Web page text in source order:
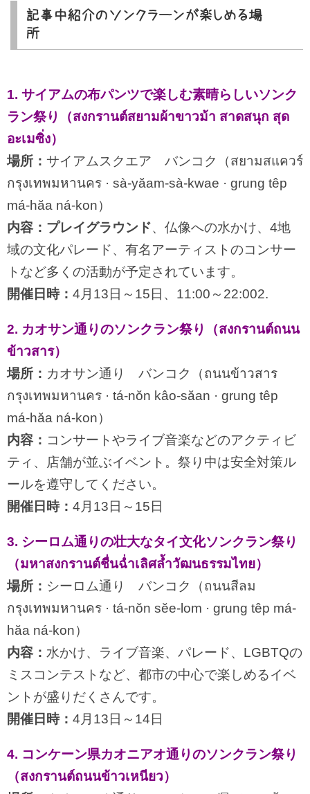
記事中紹介のソンクラーンが楽しめる場
所
1. サイアムの布パンツで楽しむ素晴らしいソンク
ラン祭り（สงกรานต์สยามผ้าขาวม้า สาดสนุก สุด
อะเมซิ่ง）
場所： サイアムスクエア バンコク（สยามสแควร์
กรุงเทพมหานคร · sà-yăam-sà-kwae · grung têp
má-hăa ná-kon）
内容：プレイグラウンド、仏像への水かけ、4地
域の文化パレード、有名アーティストのコンサー
トなど多くの活動が予定されています。
開催日時： 4月13日～15日、11:00～22:002.
2. カオサン通りのソンクラン祭り（สงกรานต์ถนน
ข้าวสาร）
場所： カオサン通り バンコク（ถนนข้าวสาร
กรุงเทพมหานคร · tá-nŏn kâo-săan · grung têp
má-hăa ná-kon）
内容： コンサートやライブ音楽などのアクティビ
ティ、店舗が並ぶイベント。祭り中は安全対策ル
ールを遵守してください。
開催日時： 4月13日～15日
3. シーロム通りの壮大なタイ文化ソンクラン祭り
（มหาสงกรานต์ชื่นฉ่ำเลิศล้ำวัฒนธรรมไทย）
場所： シーロム通り バンコク（ถนนสีลม
กรุงเทพมหานคร · tá-nŏn sĕe-lom · grung têp má-
hăa ná-kon）
内容： 水かけ、ライブ音楽、パレード、LGBTQの
ミスコンテストなど、都市の中心で楽しめるイベ
ントが盛りだくさんです。
開催日時： 4月13日～14日
4. コンケーン県カオニアオ通りのソンクラン祭り
（สงกรานต์ถนนข้าวเหนียว）